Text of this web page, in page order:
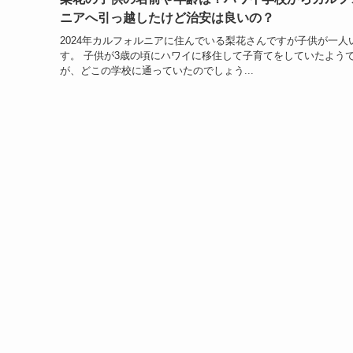
ニアへ引っ越したけど治安は良いの？
2024年カルフォルニアに住んでいる梨花さんですが子供が一人
す。 子供が3歳の頃にハワイに移住して子育てをしていたよう
が、どこの学校に通っていたのでしょう...